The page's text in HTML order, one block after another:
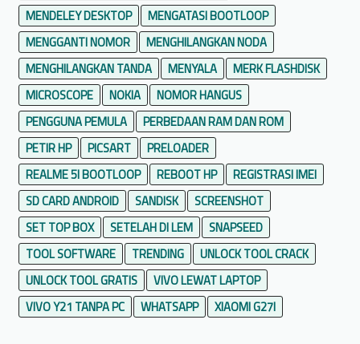
MENDELEY DESKTOP
MENGATASI BOOTLOOP
MENGGANTI NOMOR
MENGHILANGKAN NODA
MENGHILANGKAN TANDA
MENYALA
MERK FLASHDISK
MICROSCOPE
NOKIA
NOMOR HANGUS
PENGGUNA PEMULA
PERBEDAAN RAM DAN ROM
PETIR HP
PICSART
PRELOADER
REALME 5I BOOTLOOP
REBOOT HP
REGISTRASI IMEI
SD CARD ANDROID
SANDISK
SCREENSHOT
SET TOP BOX
SETELAH DI LEM
SNAPSEED
TOOL SOFTWARE
TRENDING
UNLOCK TOOL CRACK
UNLOCK TOOL GRATIS
VIVO LEWAT LAPTOP
VIVO Y21 TANPA PC
WHATSAPP XIAOMI G27I